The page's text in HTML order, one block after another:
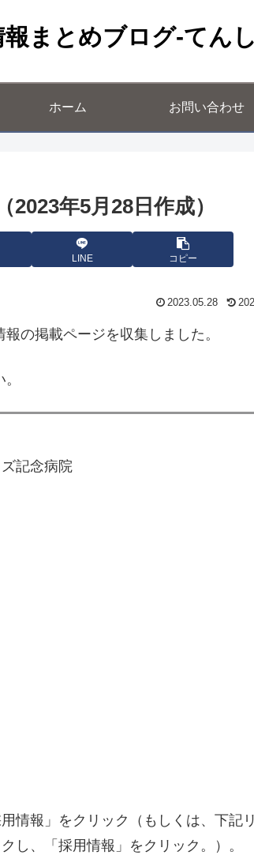
報まとめブログ-てん
ホーム お問い合わせ
2023年5月28日作成）
LINE コピー
2023.05.28
の掲載ページを収集しました。
記念病院
情報」をクリック（もしくは、下記
し、「採用情報」をクリック。）。